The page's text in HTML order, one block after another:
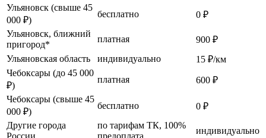
Ульяновск (свыше 45
000 ₽)
бесплатно
0 ₽
Ульяновск, ближний
пригород*
платная
900 ₽
Ульяновская область
индивидуально
15 ₽/км
Чебоксары (до 45 000
₽)
платная
600 ₽
Чебоксары (свыше 45
000 ₽)
бесплатно
0 ₽
Другие города
по тарифам ТК, 100%
индивидуально